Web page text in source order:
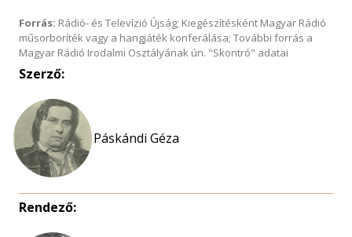
Forrás: Rádió- és Televízió Újság; Kiegészítésként Magyar Rádió
műsorboríték vagy a hangjáték konferálása; További forrás a
Magyar Rádió Irodalmi Osztályának ún. "Skontró" adatai
Szerző:
Páskándi Géza
Rendező: